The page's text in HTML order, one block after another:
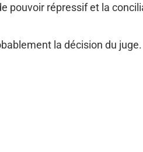
pouvoir répressif et la
la décision du juge.